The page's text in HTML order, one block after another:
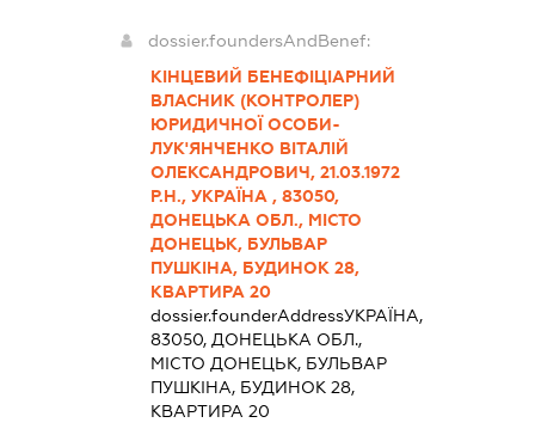
dossier.foundersAndBenef:
КІНЦЕВИЙ БЕНЕФІЦІАРНИЙ
ВЛАСНИК (КОНТРОЛЕР)
ЮРИДИЧНОЇ ОСОБИ-
ЛУК'ЯНЧЕНКО ВІТАЛІЙ
ОЛЕКСАНДРОВИЧ, 21.03.1972
Р.Н., УКРАЇНА , 83050,
ДОНЕЦЬКА ОБЛ., МІСТО
ДОНЕЦЬК, БУЛЬВАР
ПУШКІНА, БУДИНОК 28,
КВАРТИРА 20
dossier.founderAddressУКРАЇНА,
83050, ДОНЕЦЬКА ОБЛ.,
МІСТО ДОНЕЦЬК, БУЛЬВАР
ПУШКІНА, БУДИНОК 28,
КВАРТИРА 20